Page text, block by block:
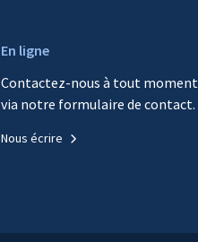
En ligne
Contactez-nous à tout moment
via notre formulaire de contact.
Nous écrire